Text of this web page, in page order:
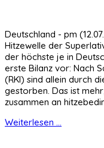
Deutschland - pm
Hitzewelle der
der höchste je in
erste Bilanz vor: Nach
(RKI) sind allein durch
gestorben. Das ist
zusammen an
Weiterlesen ...